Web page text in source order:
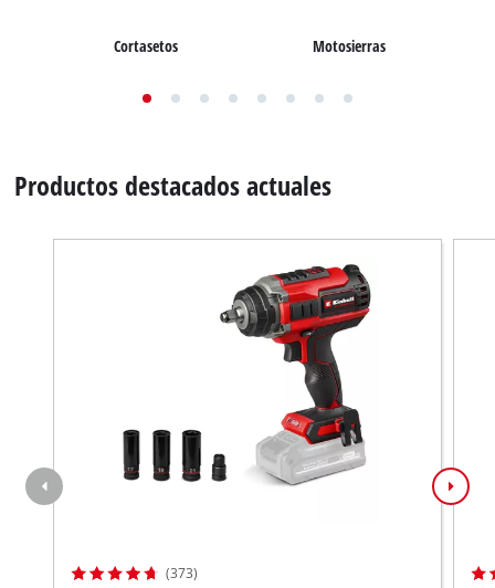
Cortasetos Motosierras
Productos destacados actuales
(373)